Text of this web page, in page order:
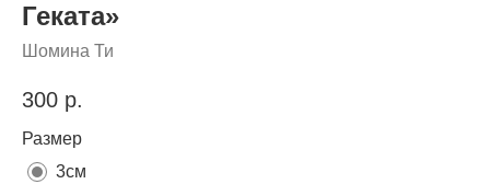
Геката»
Шомина Ти
300 р.
Размер
3см